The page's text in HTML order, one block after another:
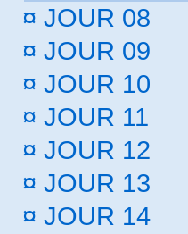
¤ JOUR 08
¤ JOUR 09
¤ JOUR 10
¤ JOUR 11
¤ JOUR 12
¤ JOUR 13
¤ JOUR 14